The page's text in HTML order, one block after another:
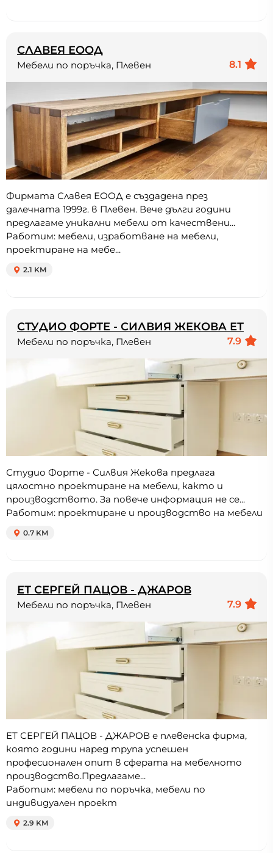
СЛАВЕЯ ЕООД
8.1
Мебели по поръчка, Плевен
Фирмата Славея ЕООД е създадена през
далечната 1999г. в Плевен. Вече дълги години
предлагаме уникални мебели от качествени...
Работим: мебели, изработване на мебели,
проектиране на мебе...
2.1 KM
СТУДИО ФОРТЕ - СИЛВИЯ ЖЕКОВА ЕТ
7.9
Мебели по поръчка, Плевен
Студио Форте - Силвия Жекова предлага
цялостно проектиране на мебели, както и
производството. За повече информация не се...
Работим: проектиране и производство на мебели
0.7 KM
ЕТ СЕРГЕЙ ПАЦОВ - ДЖАРОВ
7.9
Мебели по поръчка, Плевен
ЕТ СЕРГЕЙ ПАЦОВ - ДЖАРОВ е плевенска фирма,
която години наред трупа успешен
професионален опит в сферата на мебелното
производство.Предлагаме...
Работим: мебели по поръчка, мебели по
индивидуален проект
2.9 KM